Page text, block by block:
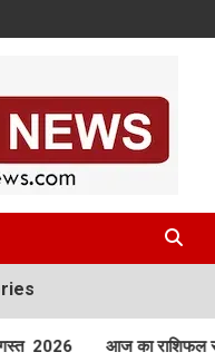
रविवार 02 अगस्त 2026